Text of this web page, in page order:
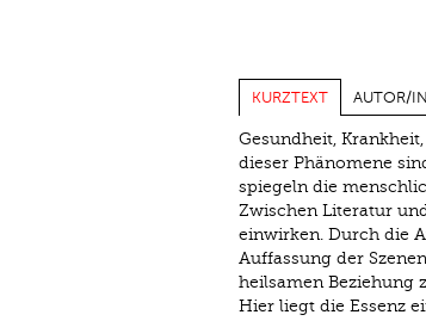
KURZTEXT AUTOR/IN
Gesundheit,
dieser Phänomene
spiegeln die
Zwischen Literatur
einwirken. Durch die
Auffassung der
heilsamen Beziehung
Hier liegt die Essenz